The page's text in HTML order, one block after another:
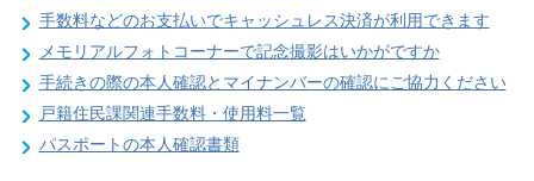
手数料などのお支払いでキャッシュレス決済が利用できます
メモリアルフォトコーナーで記念撮影はいかがですか
手続きの際の本人確認とマイナンバーの確認にご協力ください
戸籍住民課関連手数料・使用料一覧
パスポートの本人確認書類